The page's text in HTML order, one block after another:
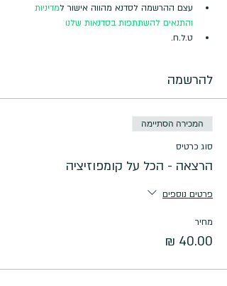
עצם ההרשמה לסדנא מהווה אישור למדיניות
והתנאים להשתתפות בסדנאות שלנו
ט.ל.ח.
להרשמה
המכירה הסתיימה
סוג כרטיס
הרצאה - הכל על קומפוזיציה
פרטים נוספים
מחיר